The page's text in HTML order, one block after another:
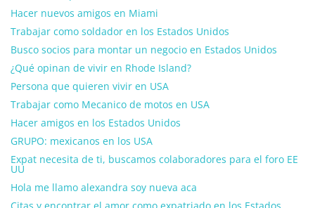
Hacer nuevos amigos en Miami
Trabajar como soldador en los Estados Unidos
Busco socios para montar un negocio en Estados Unidos
¿Qué opinan de vivir en Rhode Island?
Persona que quieren vivir en USA
Trabajar como Mecanico de motos en USA
Hacer amigos en los Estados Unidos
GRUPO: mexicanos en los USA
Expat necesita de ti, buscamos colaboradores para el foro EE
UU
Hola me llamo alexandra soy nueva aca